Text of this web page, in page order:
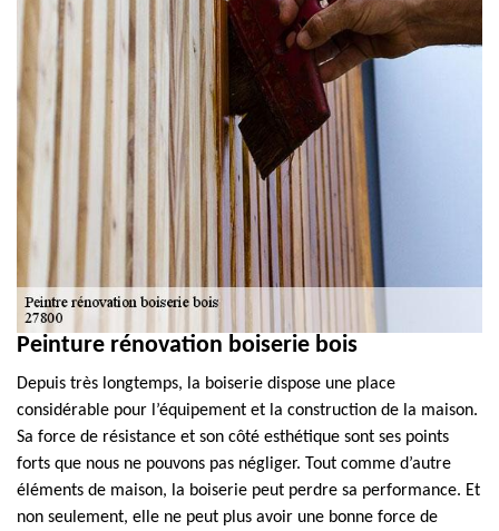
Peinture rénovation boiserie bois
Depuis très longtemps, la boiserie dispose une place
considérable pour l’équipement et la construction de la maison.
Sa force de résistance et son côté esthétique sont ses points
forts que nous ne pouvons pas négliger. Tout comme d’autre
éléments de maison, la boiserie peut perdre sa performance. Et
non seulement, elle ne peut plus avoir une bonne force de